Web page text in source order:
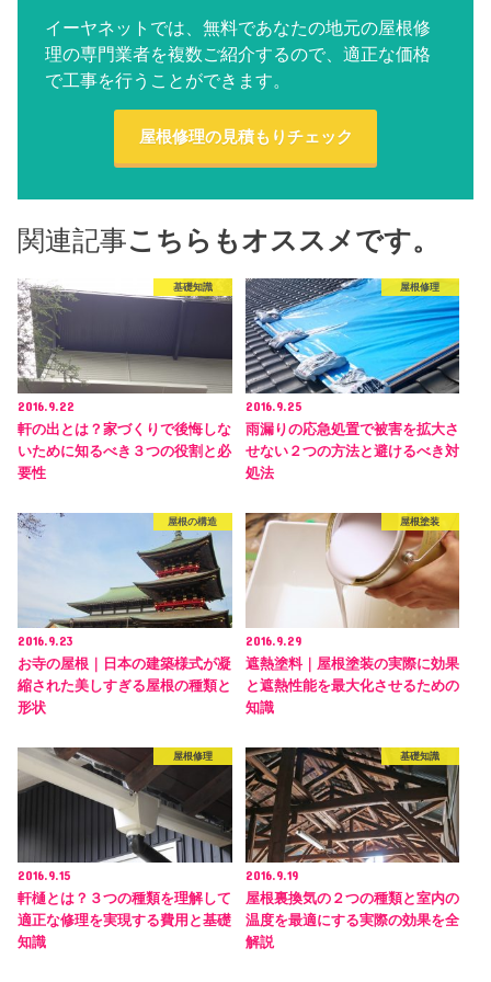
イーヤネットでは、無料であなたの地元の屋根修
理の専門業者を複数ご紹介するので、適正な価格
で工事を行うことができます。
屋根修理の見積もりチェック
関連記事こちらもオススメです。
基礎知識
2016.9.22
軒の出とは？家づくりで後悔しな
いために知るべき３つの役割と必
要性
屋根修理
2016.9.25
雨漏りの応急処置で被害を拡大さ
せない２つの方法と避けるべき対
処法
屋根の構造
2016.9.23
お寺の屋根｜日本の建築様式が凝
縮された美しすぎる屋根の種類と
形状
屋根塗装
2016.9.29
遮熱塗料｜屋根塗装の実際に効果
と遮熱性能を最大化させるための
知識
屋根修理
2016.9.15
軒樋とは？３つの種類を理解して
適正な修理を実現する費用と基礎
知識
基礎知識
2016.9.19
屋根裏換気の２つの種類と室内の
温度を最適にする実際の効果を全
解説